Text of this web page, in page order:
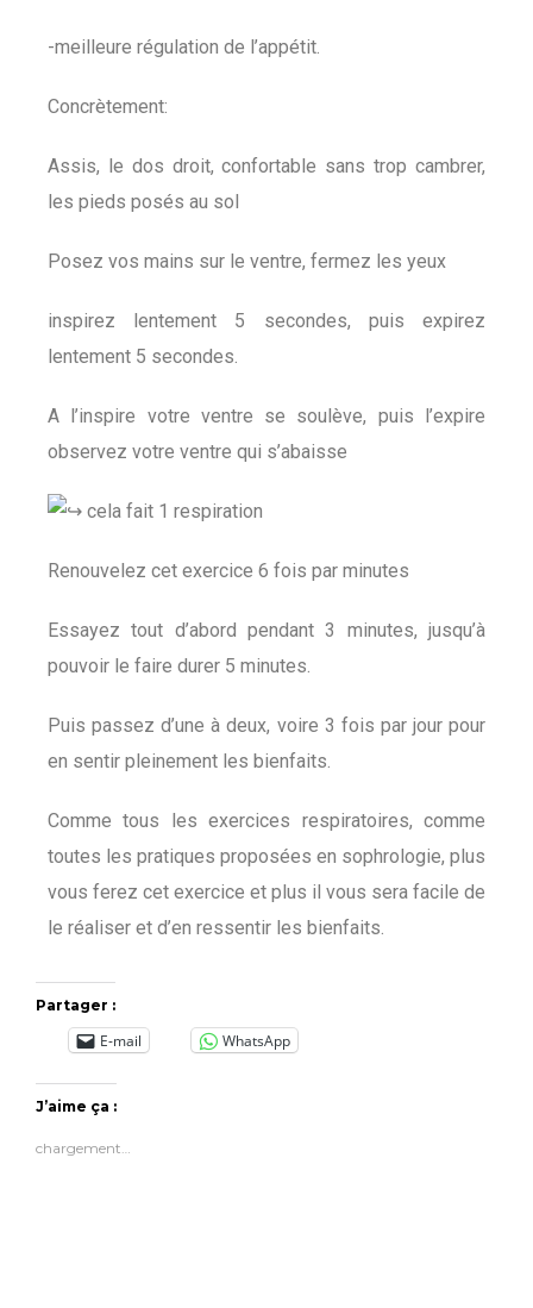
-meilleure régulation de l’appétit.
Concrètement:
Assis, le dos droit, confortable sans trop cambrer,
les pieds posés au sol
Posez vos mains sur le ventre, fermez les yeux
inspirez lentement 5 secondes, puis expirez
lentement 5 secondes.
A l’inspire votre ventre se soulève, puis l’expire
observez votre ventre qui s’abaisse
cela fait 1 respiration
Renouvelez cet exercice 6 fois par minutes
Essayez tout d’abord pendant 3 minutes, jusqu’à
pouvoir le faire durer 5 minutes.
Puis passez d’une à deux, voire 3 fois par jour pour
en sentir pleinement les bienfaits.
Comme tous les exercices respiratoires, comme
toutes les pratiques proposées en sophrologie, plus
vous ferez cet exercice et plus il vous sera facile de
le réaliser et d’en ressentir les bienfaits.
Partager :
E-mail WhatsApp
J’aime ça :
chargement…